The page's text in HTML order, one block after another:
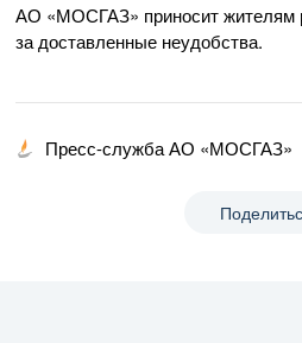
АО «МОСГАЗ» приносит жителям
за доставленные неудобства.
Пресс-служба АО «МОСГАЗ»